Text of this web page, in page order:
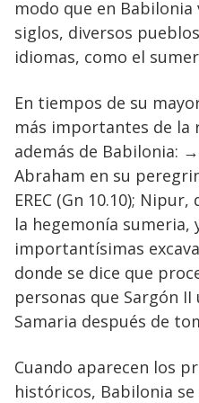
modo que en
siglos, diversos
idiomas, como el
En tiempos de su
más importantes de la
además de Babilonia:
Abraham en su
EREC (Gn 10.10);
la hegemonía sumeria,
importantísimas
donde se dice que
personas que Sargón
Samaria después de
Cuando aparecen los
históricos, Babilonia